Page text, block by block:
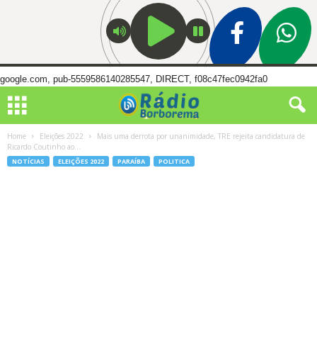
google.com, pub-5559586140285547, DIRECT, f08c47fec0942fa0
Home Eleições 2022
Mais uma derrota por unanimidade, TRE rejeita candidatura de
Ricardo Coutinho ao...
NOTÍCIAS ELEIÇÕES 2022 PARAÍBA POLITICA